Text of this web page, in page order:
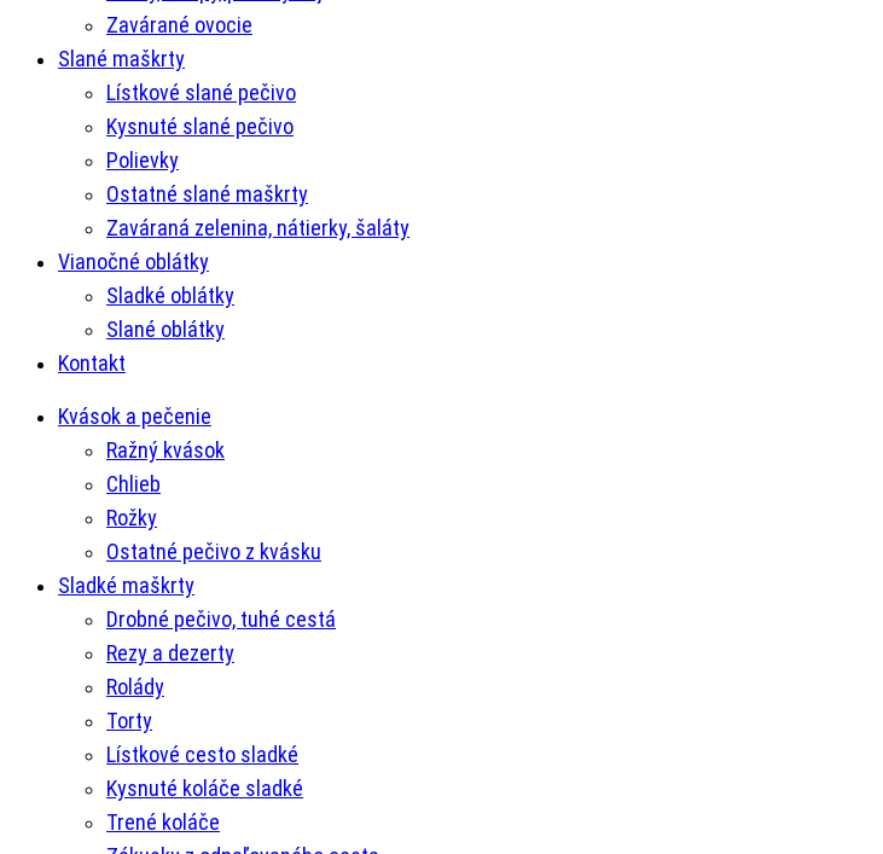
Zavárané ovocie
Slané maškrty
Lístkové slané pečivo
Kysnuté slané pečivo
Polievky
Ostatné slané maškrty
Zaváraná zelenina, nátierky, šaláty
Vianočné oblátky
Sladké oblátky
Slané oblátky
Kontakt
Kvások a pečenie
Ražný kvások
Chlieb
Rožky
Ostatné pečivo z kvásku
Sladké maškrty
Drobné pečivo, tuhé cestá
Rezy a dezerty
Rolády
Torty
Lístkové cesto sladké
Kysnuté koláče sladké
Trené koláče